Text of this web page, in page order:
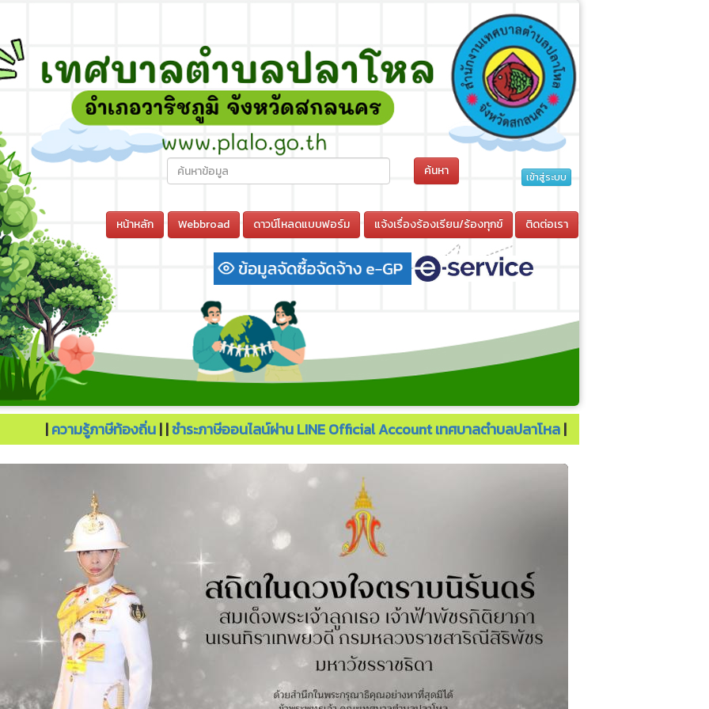
ค้นหา เข้าสู่ระบบ
หน้าหลัก Webbroad ดาวน์โหลดแบบฟอร์ม แจ้งเรื่องร้องเรียน/ร้องทุกข์ ติดต่อเรา
|ความรู้ภาษีท้องถิ่น| |ชำระภาษีออนไลน์ผ่าน LINE Official Account เทศบาลตำบลปลาโหล|
ศไทยต้องไปต่อ.